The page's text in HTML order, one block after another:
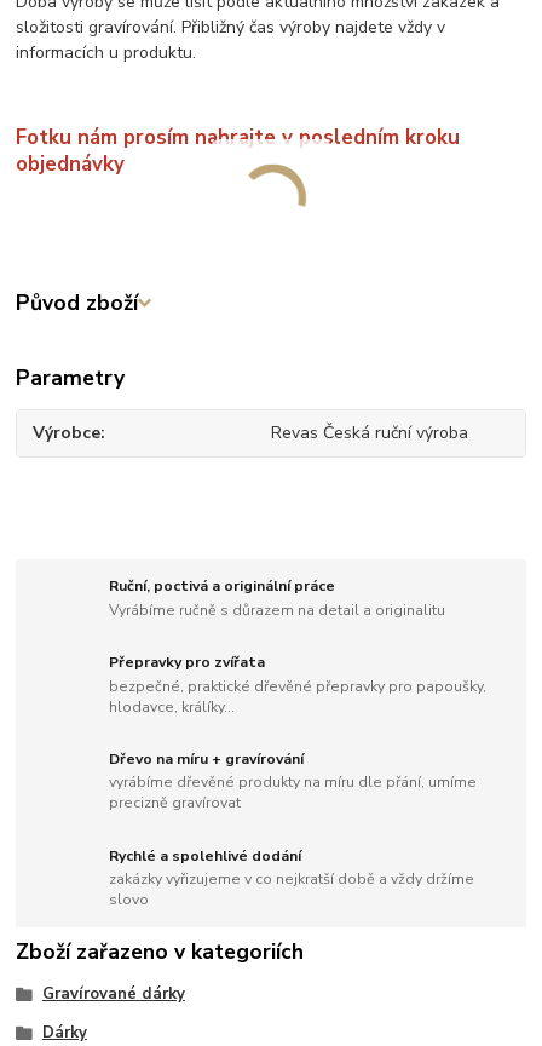
složitosti gravírování. Přibližný čas výroby najdete vždy v
informacích u produktu.
Fotku nám prosím nahrajte v posledním kroku
objednávky
Původ zboží
Parametry
Výrobce Revas Česká ruční výroba
Ruční, poctivá a originální práce
Vyrábíme ručně s důrazem na detail a originalitu
Přepravky pro zvířata
bezpečné, praktické dřevěné přepravky pro papoušky,
hlodavce, králíky...
Dřevo na míru + gravírování
vyrábíme dřevěné produkty na míru dle přání, umíme
precizně gravírovat
Rychlé a spolehlivé dodání
zakázky vyřizujeme v co nejkratší době a vždy držíme
slovo
Zboží zařazeno v kategoriích
Gravírované dárky
Dárky